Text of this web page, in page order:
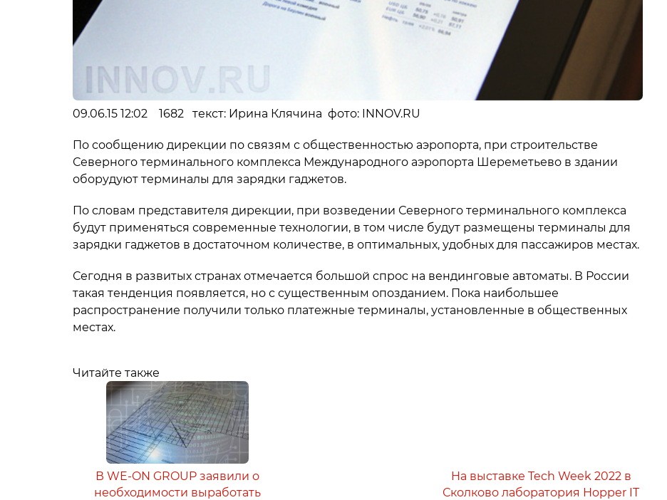
09.06.15 12:02 1682 текст: Ирина Клячина фото: INNOV.RU
По сообщению дирекции по связям с общественностью аэропорта, при строительстве
Северного терминального комплекса Международного аэропорта Шереметьево в здании
оборудуют терминалы для зарядки гаджетов.
По словам представителя дирекции, при возведении Северного терминального комплекса
будут применяться современные технологии, в том числе будут размещены терминалы для
зарядки гаджетов в достаточном количестве, в оптимальных, удобных для пассажиров местах.
Сегодня в развитых странах отмечается большой спрос на вендинговые автоматы. В России
такая тенденция появляется, но с существенным опозданием. Пока наибольшее
распространение получили только платежные терминалы, установленные в общественных
местах.
Читайте также
В WE-ON GROUP заявили о
необходимости выработать
На выставке Tech Week 2022 в
Сколково лаборатория Hopper IT